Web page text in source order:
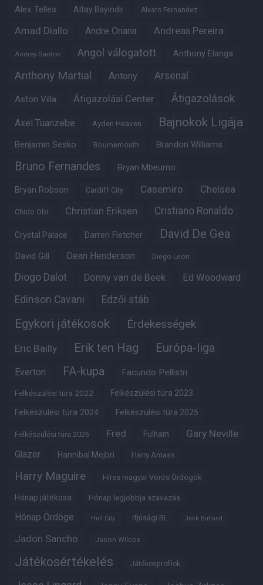
Alex Telles Altay Bayindir Alvaro Fernandez
Amad Diallo Andre Onana Andreas Pereira
Andrey Santos Angol válogatott Anthony Elanga
Anthony Martial Antony Arsenal
Aston Villa Átigazolási Center Átigazolások
Axel Tuanzebe Ayden Heaven Bajnokok Ligája
Benjamin Sesko Bournemouth Brandon Williams
Bruno Fernandes Bryan Mbeumo
Bryan Robson Cardiff City Casemiro Chelsea
Chido Obi Christian Eriksen Cristiano Ronaldo
Crystal Palace Darren Fletcher David De Gea
David Gill Dean Henderson Diego Leon
Diogo Dalot Donny van de Beek Ed Woodward
Edinson Cavani Edzői stáb
Egykori játékosok Érdekességek
Eric Bailly Erik ten Hag Európa-liga
Everton FA-kupa Facundo Pellistri
Felkészülési túra 2022 Felkészülési túra 2023
Felkészülési túra 2024 Felkészülési túra 2025
Felkészülési túra 2026 Fred Fulham Gary Neville
Glazer Hannibal Mejbri Harry Amass
Harry Maguire Híres magyar Vörös Ördögök
Hónap játékosa Hónap legjobbja szavazás
Hónap Ördöge Hull City Ifjúsági BL Jack Butland
Jadon Sancho Jason Wilcox
Játékosértékelés Játékosprofilok